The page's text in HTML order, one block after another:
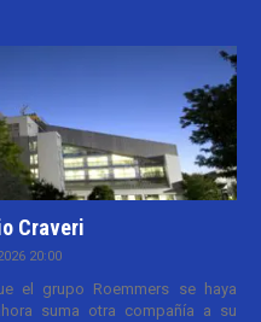
Craveri
20:00
el grupo Roemmers se haya
suma otra compañía a su